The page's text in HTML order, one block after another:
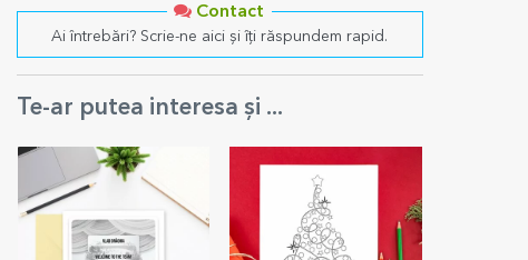
Contact
Ai întrebări? Scrie-ne aici și îți răspundem rapid.
Te-ar putea interesa și ...